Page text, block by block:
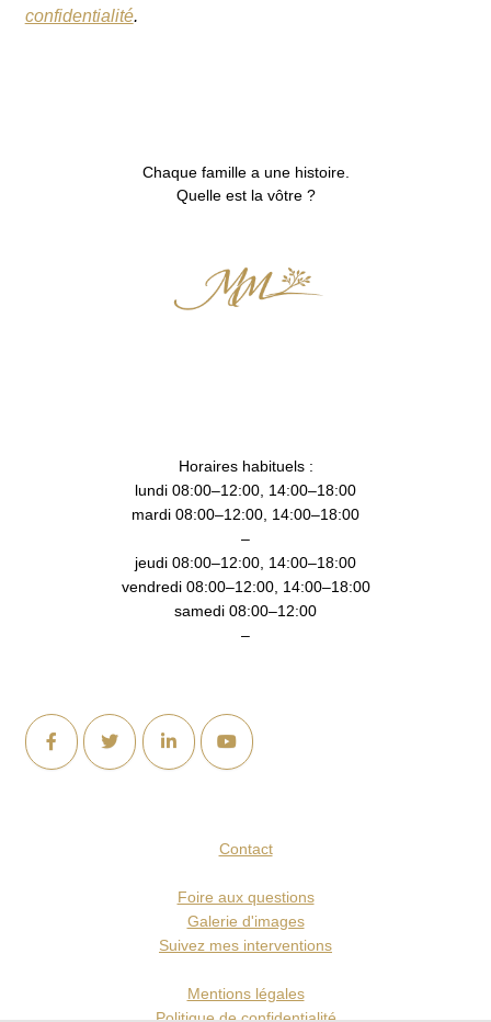
confidentialité.
Chaque famille a une histoire.
Quelle est la vôtre ?
Horaires habituels :
lundi 08:00–12:00, 14:00–18:00
mardi 08:00–12:00, 14:00–18:00
–
jeudi 08:00–12:00, 14:00–18:00
vendredi 08:00–12:00, 14:00–18:00
samedi 08:00–12:00
–
Contact
Foire aux questions
Galerie d'images
Suivez mes interventions
Mentions légales
Politique de confidentialité